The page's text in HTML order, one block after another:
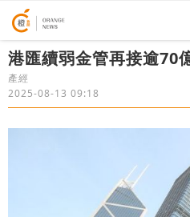
港匯續弱金管再接逾70
產經
2025-08-13 09:18